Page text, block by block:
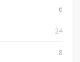
6
24
8